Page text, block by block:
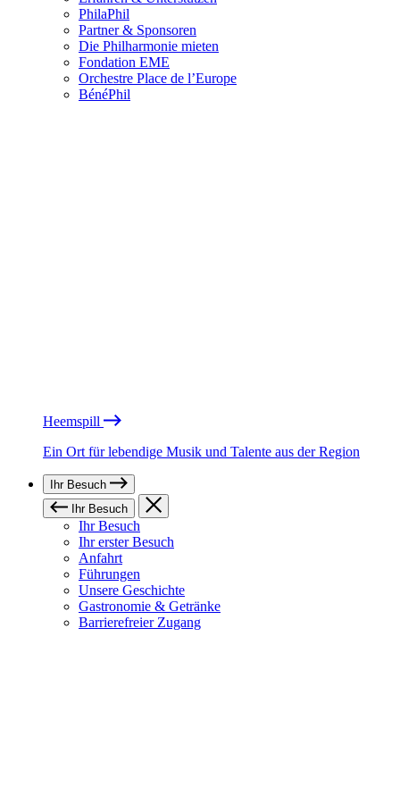
PhilaPhil
Partner & Sponsoren
Die Philharmonie mieten
Fondation EME
Orchestre Place de l’Europe
BénéPhil
Heemspill
Ein Ort für lebendige Musik und Talente aus der Region
Ihr Besuch
Ihr Besuch
Ihr Besuch
Ihr erster Besuch
Anfahrt
Führungen
Unsere Geschichte
Gastronomie & Getränke
Barrierefreier Zugang